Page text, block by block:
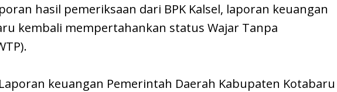
hasil pemeriksaan dari BPK Kalsel, laporan keuangan
kembali mempertahankan status Wajar Tanpa
keuangan Pemerintah Daerah Kabupaten Kotabaru